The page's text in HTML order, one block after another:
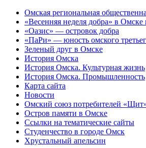
Омская региональная
«Весенняя неделя добра» в
«Оазис» — островок добра
«ПаРи» — юность омского
Зеленый друг в Омске
История Омска
История Омска. Культурная жизнь
История Омска. Промышленность
Карта сайта
Новости
Омский союз потребителей
Остров памяти в Омске
Ссылки на тематические сайты
Студенчество в городе Омск
Хрустальный апельсин